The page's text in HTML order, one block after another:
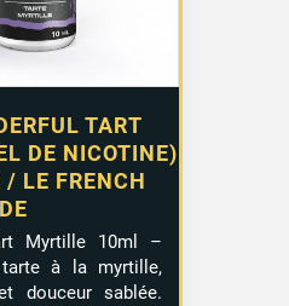
TART
DE NICOTINE)
LE FRENCH
Myrtille 10ml –
tarte à la myrtille,
douceur sablée.